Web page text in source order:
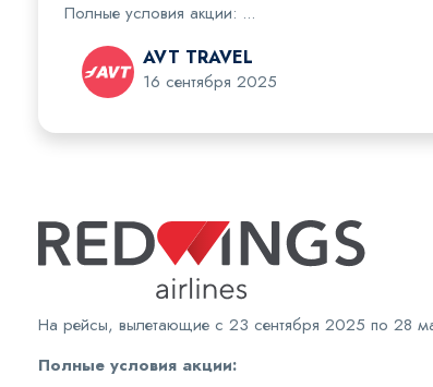
Полные условия акции: ...
AVT TRAVEL
16 сентября 2025
На рейсы, вылетающие с 23 сентября 2025 по 28
Полные условия акции: